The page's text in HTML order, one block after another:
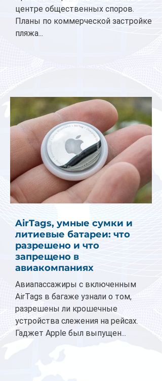
центре общественных споров.
Планы по коммерческой застройке
пляжа...
AirTags, умные сумки и
литиевые батареи: что
разрешено и что
запрещено в
авиакомпаниях
Авиапассажиры с включенным
AirTags в багаже узнали о том,
разрешены ли крошечные
устройства слежения на рейсах.
Гаджет Apple был выпущен...